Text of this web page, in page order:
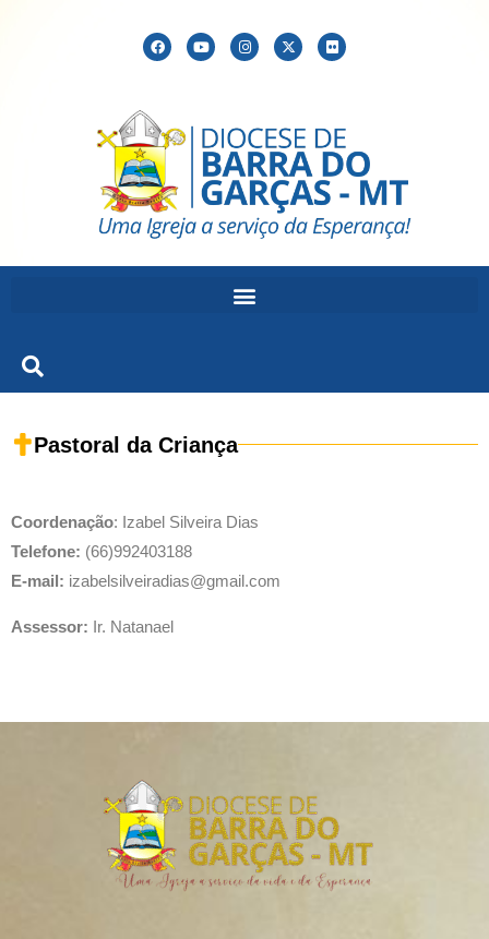
Pastoral da Criança
Coordenação: Izabel Silveira Dias
Telefone: (66)992403188
E-mail: izabelsilveiradias@gmail.com
Assessor: Ir. Natanael